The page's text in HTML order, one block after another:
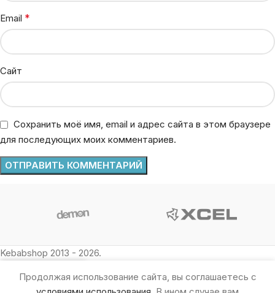
Email *
Сайт
Сохранить моё имя, email и адрес сайта в этом браузере
для последующих моих комментариев.
Analog
Kebabshop 2013 - 2026.
Продолжая использование сайта, вы соглашаетесь с